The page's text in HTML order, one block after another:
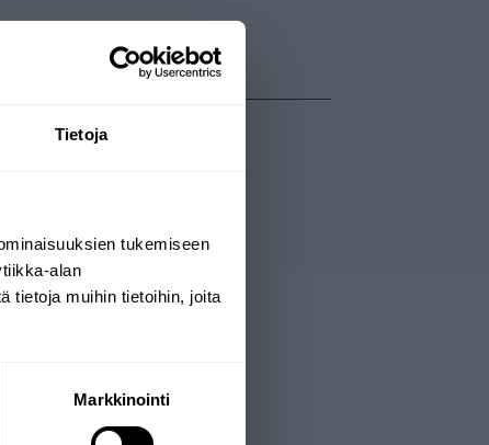
Tietoja
tukemiseen
alan
tietoja muihin tietoihin, joita
Markkinointi